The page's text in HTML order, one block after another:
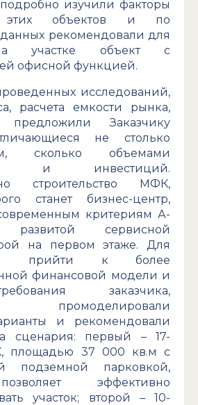
подробно изучили факторы
этих объектов и по
рекомендовали для
участке объект с
офисной функцией.
исследований,
расчета емкости рынка,
предложили Заказчику
не столько
сколько объемами
и инвестиций.
строительство МФК,
станет бизнес-центр,
критериям А-
сервисной
на первом этаже. Для
прийти к более
финансовой модели и
заказчика,
промоделировали
и рекомендовали
сценария: первый – 17-
площадью 37 000 кв.м с
подземной парковкой,
эффективно
участок; второй – 10-